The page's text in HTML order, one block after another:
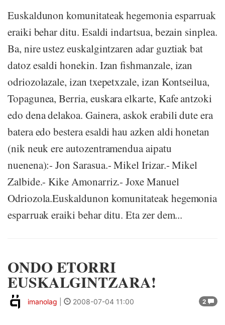
Euskaldunon komunitateak hegemonia esparruak
eraiki behar ditu. Esaldi indartsua, bezain sinplea.
Ba, nire ustez euskalgintzaren adar guztiak bat
datoz esaldi honekin. Izan fishmanzale, izan
odriozolazale, izan txepetxzale, izan Kontseilua,
Topagunea, Berria, euskara elkarte, Kafe antzoki
edo dena delakoa. Gainera, askok erabili dute era
batera edo bestera esaldi hau azken aldi honetan
(nik neuk ere autozentramendua aipatu
nuenena):- Jon Sarasua.- Mikel Irizar.- Mikel
Zalbide.- Kike Amonarriz.- Joxe Manuel
Odriozola.Euskaldunon komunitateak hegemonia
esparruak eraiki behar ditu. Eta zer dem...
ONDO ETORRI
EUSKALGINTZARA!
2
imanolag 2008-07-04 11:00